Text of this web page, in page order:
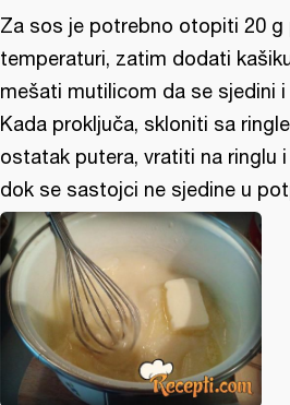
Za sos je potrebno otopiti 20 g
temperaturi, zatim dodati
mešati mutilicom da se sjedini
Kada proključa, skloniti sa
ostatak putera, vratiti na ringlu
dok se sastojci ne sjedine u